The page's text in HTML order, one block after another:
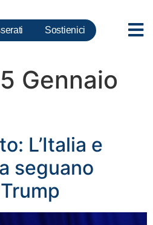
Sostienici
Gennaio
L’Italia e
seguano